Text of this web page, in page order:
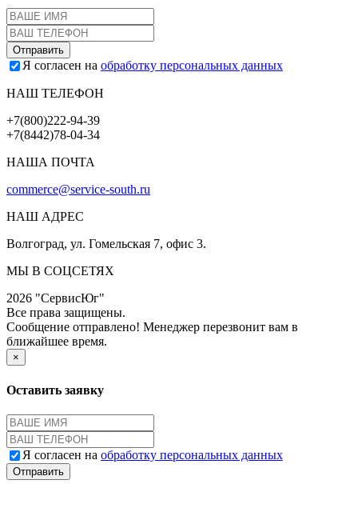
Я согласен на обработку персональных данных
НАШ ТЕЛЕФОН
+7(800)222-94-39
+7(8442)78-04-34
НАША ПОЧТА
commerce@service-south.ru
НАШ АДРЕС
Волгоград, ул. Гомельская 7, офис 3.
МЫ В СОЦСЕТЯХ
2026 "СервисЮг"
Все права защищены.
Сообщение отправлено! Менеджер перезвонит вам в
ближайшее время.
×
Оставить заявку
Я согласен на обработку персональных данных